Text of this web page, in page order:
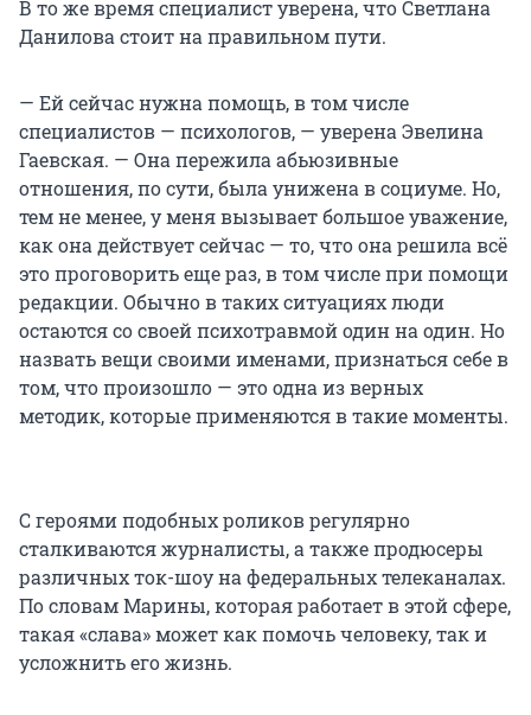
В то же время специалист уверена, что Светлана
Данилова стоит на правильном пути.
— Ей сейчас нужна помощь, в том числе
специалистов — психологов, — уверена Эвелина
Гаевская. — Она пережила абьюзивные
отношения, по сути, была унижена в социуме. Но,
тем не менее, у меня вызывает большое уважение,
как она действует сейчас — то, что она решила всё
это проговорить еще раз, в том числе при помощи
редакции. Обычно в таких ситуациях люди
остаются со своей психотравмой один на один. Но
назвать вещи своими именами, признаться себе в
том, что произошло — это одна из верных
методик, которые применяются в такие моменты.
С героями подобных роликов регулярно
сталкиваются журналисты, а также продюсеры
различных ток-шоу на федеральных телеканалах.
По словам Марины, которая работает в этой сфере,
такая «слава» может как помочь человеку, так и
усложнить его жизнь.